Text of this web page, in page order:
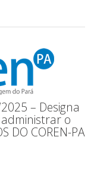
– Designa
o
DO COREN-PA